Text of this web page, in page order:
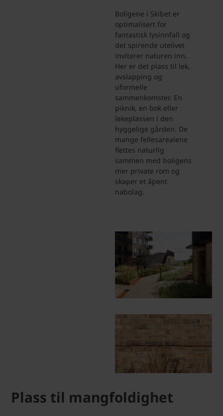
Boligene i Skibet er
optimalisert for
fantastisk lysinnfall og
det spirende utelivet
inviterer naturen inn.
Her er det plass til lek,
avslapping og
uformelle
sammenkomster. En
piknik, en bok eller
lekeplassen i den
hyggelige gården. De
mange fellesarealene
flettes naturlig
sammen med boligens
mer private rom og
skaper et åpent
nabolag.
Plass til mangfoldighet